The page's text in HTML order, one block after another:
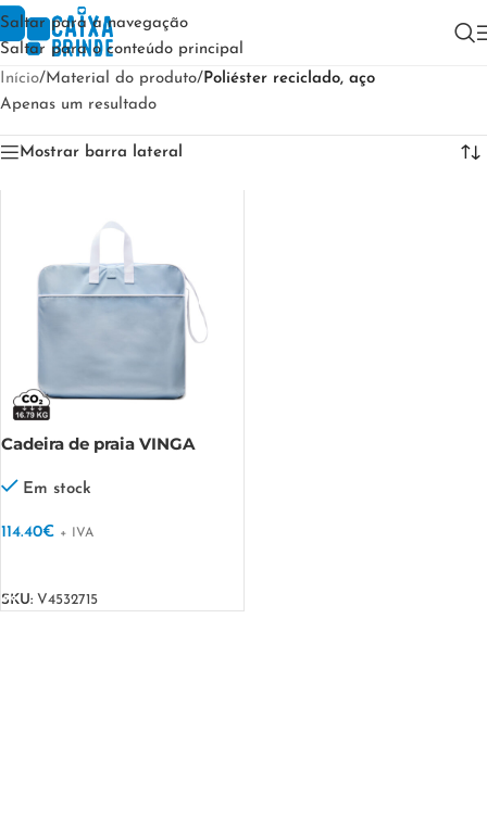
Saltar para a navegação
Saltar para o conteúdo principal
Início/Material do produto/Poliéster reciclado, aço
Apenas um resultado
Mostrar barra lateral
Cadeira de praia VINGA
Em stock
114.40€ + IVA
SKU: V4532715